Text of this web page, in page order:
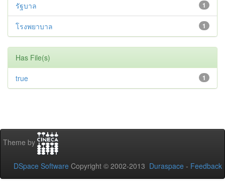
1
รัฐบาล
1
โรงพยาบาล
Has File(s)
1
true
Theme by
DSpace Software Copyright © 2002-2013 Duraspace - Feedback